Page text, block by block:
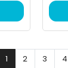
1 2 3 4